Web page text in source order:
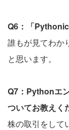
Q6：「Pythonic
誰もが見てわか
と思います。
Q7：Pythonエ
ついてお教えく
株の取引をして